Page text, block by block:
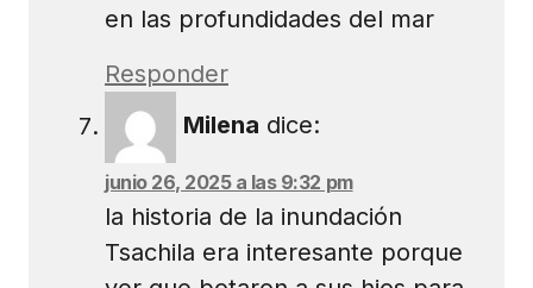
en las profundidades del mar
Responder
Milena dice:
junio 26, 2025 a las 9:32 pm
la historia de la inundación
Tsachila era interesante porque